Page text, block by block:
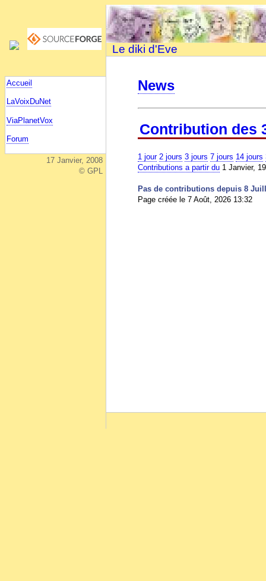
Accueil
LaVoixDuNet
ViaPlanetVox
Forum
17 Janvier, 2008
© GPL
Le diki d'Eve
News
Contribution des
1 jour 2 jours 3 jours 7 jours 14 jours
Contributions a partir du 1 Janvier,
Pas de contributions depuis 8
Page créée le 7 Août, 2026 13:32